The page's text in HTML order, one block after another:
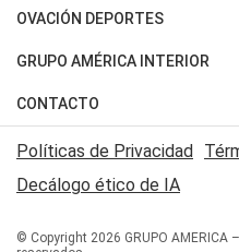
Política
Judiciales
Economia
Horóscopo
Motores
Trucos caseros
Series y Películas
Edictos y Solicitadas
OVACIÓN DEPORTES
Fútbol
Mundial
Automovilismo
Rugby
Básquet
GRUPO AMÉRICA INTERIOR
Canal 7 en Vivo
San Juan 8
CONTACTO
Acerca de Nosotros
Contactanos
Políticas de Privacidad
Decálogo ético de IA
© Copyright 2026 GRUPO AMERICA